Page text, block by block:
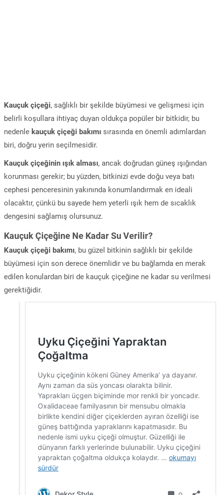
Kauçuk çiçeği, sağlıklı bir şekilde büyümesi ve gelişmesi için
belirli koşullara ihtiyaç duyan oldukça popüler bir bitkidir, bu
nedenle kauçuk çiçeği bakımı sırasında en önemli adımlardan
biri, doğru yerin seçilmesidir.
Kauçuk çiçeğinin ışık alması, ancak doğrudan güneş ışığından
korunması gerekir; bu yüzden, bitkinizi evde doğu veya batı
cephesi penceresinin yakınında konumlandırmak en ideali
olacaktır, çünkü bu sayede hem yeterli ışık hem de sıcaklık
dengesini sağlamış olursunuz.
Kauçuk Çiçeğine Ne Kadar Su Verilir?
Kauçuk çiçeği bakımı, bu güzel bitkinin sağlıklı bir şekilde
büyümesi için son derece önemlidir ve bu bağlamda en merak
edilen konulardan biri de kauçuk çiçeğine ne kadar su verilmesi
gerektiğidir.